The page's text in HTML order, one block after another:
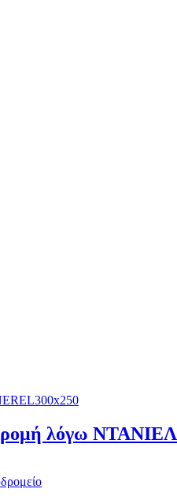
λόγω ΝΤΑΝΙΕΛ